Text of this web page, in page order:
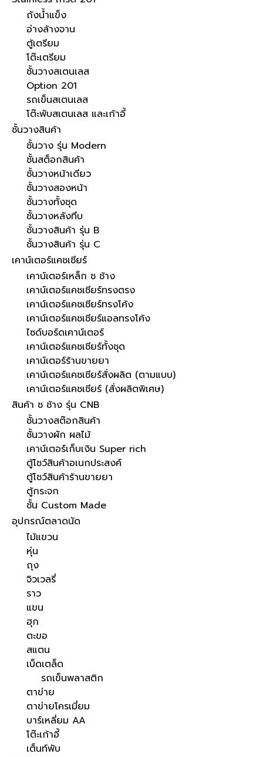
ถังน้ำแข็ง
อ่างล้างจาน
ตู้เตรียม
โต๊ะเตรียม
ชั้นวางสเตนเลส
Option 201
รถเข็นสเตนเลส
โต๊ะพับสเตนเลส และเก้าอี้
ชั้นวางสินค้า
ชั้นวาง รุ่น Modern
ชั้นสต็อกสินค้า
ชั้นวางหน้าเดียว
ชั้นวางสองหน้า
ชั้นวางทั้งชุด
ชั้นวางหลังทึบ
ชั้นวางสินค้า รุ่น B
ชั้นวางสินค้า รุ่น C
เคาน์เตอร์แคชเชียร์
เคาน์เตอร์เหล็ก ช ช้าง
เคาน์เตอร์แคชเชียร์ทรงตรง
เคาน์เตอร์แคชเชียร์ทรงโค้ง
เคาน์เตอร์แคชเชียร์แอลทรงโค้ง
ไซด์บอร์ดเคาน์เตอร์
เคาน์เตอร์แคชเชียร์ทั้งชุด
เคาน์เตอร์ร้านขายยา
เคาน์เตอร์แคชเชียร์สั่งผลิต (ตามแบบ)
เคาน์เตอร์แคชเชียร์ (สั่งผลิตพิเศษ)
สินค้า ช ช้าง รุ่น CNB
ชั้นวางสต๊อกสินค้า
ชั้นวางผัก ผลไม้
เคาน์เตอร์เก็บเงิน Super rich
ตู้โชว์สินค้าอเนกประสงค์
ตู้โชว์สินค้าร้านขายยา
ตู้กระจก
ชั้น Custom Made
อุปกรณ์ตลาดนัด
ไม้แขวน
หุ่น
ถุง
จิวเวลรี่
ราว
แขน
ฮุก
ตะขอ
สแตน
เบ็ดเตล็ด
รถเข็นพลาสติก
ตาข่าย
ตาข่ายโครเมี่ยม
บาร์เหลี่ยม AA
โต๊ะเก้าอี้
เต็นท์พับ